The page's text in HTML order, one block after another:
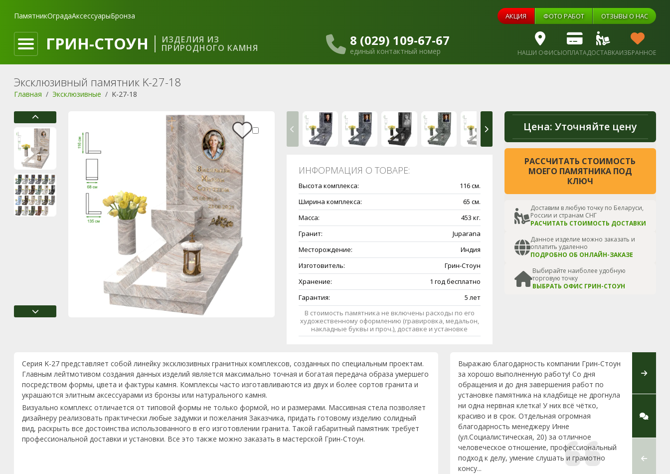
ПамятникОградаАксессуарыБронза АКЦИЯ ФОТО РАБОТ ОТЗЫВЫ О НАС
ГРИН-СТОУН ИЗДЕЛИЯ ИЗ
ПРИРОДНОГО КАМНЯ 8 (029) 109-67-67
единый контактный номер НАШИ ОФИСЫОПЛАТАДОСТАВКАИЗБРАННОЕ
Эксклюзивный памятник K-27-18
Главная Эксклюзивные K-27-18
Цена: Уточняйте цену
РАССЧИТАТЬ СТОИМОСТЬ
МОЕГО ПАМЯТНИКА ПОД
КЛЮЧ
Доставим в любую точку по Беларуси,
России и странам СНГ
РАСЧИТАТЬ СТОИМОСТЬ ДОСТАВКИ
Данное изделие можно заказать и
оплатить удаленно
ПОДРОБНО ОБ ОНЛАЙН-ЗАКАЗЕ
Выбирайте наиболее удобную
торговую точку
ВЫБРАТЬ ОФИС ГРИН-СТОУН
ИНФОРМАЦИЯ О ТОВАРЕ:
Высота комплекса:
116 см.
Ширина комплекса:
65 см.
Масса:
453 кг.
Гранит:
Juparana
Месторождение:
Индия
Изготовитель:
Грин-Стоун
Хранение:
1 год бесплатно
Гарантия:
5 лет
В стоимость памятника не включены расходы по его
художественному оформлению (гравировка, медальон,
накладные буквы и проч.), доставке и установке
Серия K-27 представляет собой линейку эксклюзивных гранитных комплексов, созданных по специальным проектам.
Главным лейтмотивом создания данных изделий является максимально точная и богатая передача образа умершего
посредством формы, цвета и фактуры камня. Комплексы часто изготавливаются из двух и более сортов гранита и
украшаются элитным аксессуарами из бронзы или натурального камня.
Визуально комплекс отличается от типовой формы не только формой, но и размерами. Массивная стела позволяет
дизайнеру реализовать практически любые задумки и пожелания Заказчика, придать готовому изделию солидный
вид, раскрыть все достоинства использованного в его изготовлении гранита. Такой габаритный памятник требует
профессиональной доставки и установки. Все это также можно заказать в мастерской Грин-Стоун.
Выражаю благодарность компании Грин-Стоун
за хорошо выполненную работу! Со дня
обращения и до дня завершения работ по
установке памятника на кладбище не дрогнула
ни одна нервная клетка! У них всё чётко,
красиво и в срок. Отдельная огромная
благодарность менеджеру Инне
(ул.Социалистическая, 20) за отличное
человеческое отношение, профессиональный
подход к делу, умение слушать и грамотно
консу...
Стоун.